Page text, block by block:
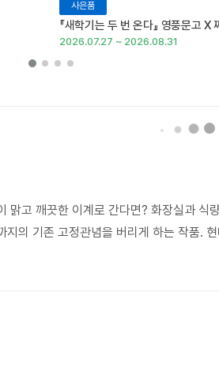
사은품
『새학기는 두 번 온다』 영풍문고 X
2026.07.27 ~ 2026.08.31
맑고 깨끗한 이계로 간다면? 화장실과 식
의 기존 고정관념을 버리게 하는 작품.